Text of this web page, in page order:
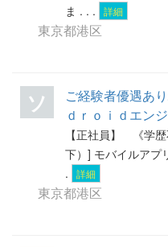
ま . . .
詳細
東京都港区
ソ
ご経験者優遇あ
ｄｒｏｉｄエン
【正社員】 《学
下）] モバイルア
.
詳細
東京都港区